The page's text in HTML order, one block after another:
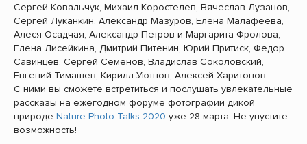
Сергей Ковальчук, Михаил Коростелев, Вячеслав Лузанов,
Сергей Луканкин, Александр Мазуров, Елена Малафеева,
Алеся Осадчая, Александр Петров и Маргарита Фролова,
Елена Лисейкина, Дмитрий Питенин, Юрий Притиск, Федор
Савинцев, Сергей Семенов, Владислав Соколовский,
Евгений Тимашев, Кирилл Уютнов, Алексей Харитонов.
С ними вы сможете встретиться и послушать увлекательные
рассказы на ежегодном форуме фотографии дикой
природе Nature Photo Talks 2020 уже 28 марта. Не упустите
возможность!